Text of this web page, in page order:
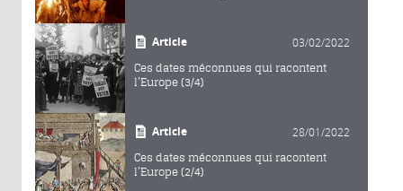
Article 03/02/2022
Ces dates méconnues qui racontent
l’Europe (3/4)
Article 28/01/2022
Ces dates méconnues qui racontent
l’Europe (2/4)